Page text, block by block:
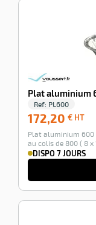
Plat aluminium
Ref: PL600
172,20 € HT
Plat aluminium 600
au colis de
DISPO 7 JOURS